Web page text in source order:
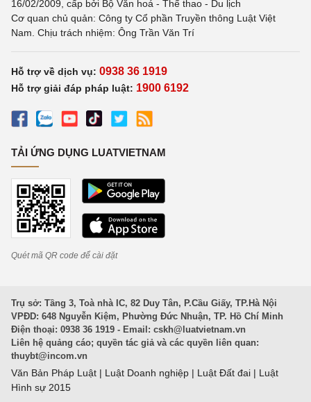
16/02/2009, cấp bởi Bộ Văn hoá - Thể thao - Du lịch
Cơ quan chủ quản: Công ty Cổ phần Truyền thông Luật Việt
Nam. Chịu trách nhiệm: Ông Trần Văn Trí
Hỗ trợ về dịch vụ: 0938 36 1919
Hỗ trợ giải đáp pháp luật: 1900 6192
TẢI ỨNG DỤNG LUATVIETNAM
Quét mã QR code để cài đặt
Trụ sở: Tầng 3, Toà nhà IC, 82 Duy Tân, P.Cầu Giấy, TP.Hà Nội
VPĐD: 648 Nguyễn Kiệm, Phường Đức Nhuận, TP. Hồ Chí Minh
Điện thoại: 0938 36 1919 - Email: cskh@luatvietnam.vn
Liên hệ quảng cáo; quyền tác giả và các quyền liên quan:
thuybt@incom.vn
Văn Bản Pháp Luật | Luật Doanh nghiệp | Luật Đất đai | Luật
Hình sự 2015